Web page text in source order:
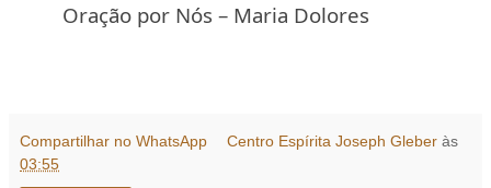
Oração por Nós – Maria Dolores
Compartilhar no WhatsApp Centro Espírita Joseph Gleber às
03:55